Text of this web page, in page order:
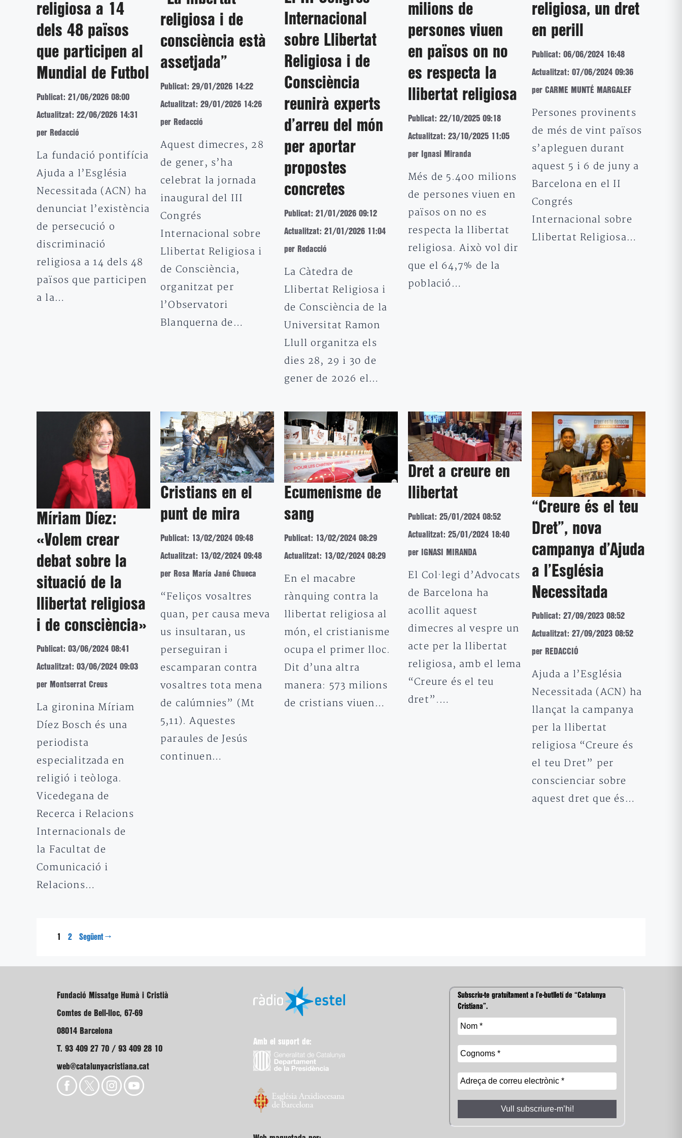
religiosa a 14
dels 48 països
que participen al
Mundial de Futbol
Publicat: 21/06/2026 08:00
Actualitzat: 22/06/2026 14:31
per Redacció
La fundació pontifícia
Ajuda a l’Església
Necessitada (ACN) ha
denunciat l’existència
de persecució o
discriminació
religiosa a 14 dels 48
països que participen
a la…
religiosa i de
consciència està
assetjada”
Publicat: 29/01/2026 14:22
Actualitzat: 29/01/2026 14:26
per Redacció
Aquest dimecres, 28
de gener, s’ha
celebrat la jornada
inaugural del III
Congrés
Internacional sobre
Llibertat Religiosa i
de Consciència,
organitzat per
l’Observatori
Blanquerna de…
Internacional
sobre Llibertat
Religiosa i de
Consciència
reunirà experts
d’arreu del món
per aportar
propostes
concretes
Publicat: 21/01/2026 09:12
Actualitzat: 21/01/2026 11:04
per Redacció
La Càtedra de
Llibertat Religiosa i
de Consciència de la
Universitat Ramon
Llull organitza els
dies 28, 29 i 30 de
gener de 2026 el…
milions de
persones viuen
en països on no
es respecta la
llibertat religiosa
Publicat: 22/10/2025 09:18
Actualitzat: 23/10/2025 11:05
per Ignasi Miranda
Més de 5.400 milions
de persones viuen en
països on no es
respecta la llibertat
religiosa. Això vol dir
que el 64,7% de la
població…
religiosa, un dret
en perill
Publicat: 06/06/2024 16:48
Actualitzat: 07/06/2024 09:36
per CARME MUNTÉ MARGALEF
Persones provinents
de més de vint països
s’apleguen durant
aquest 5 i 6 de juny a
Barcelona en el II
Congrés
Internacional sobre
Llibertat Religiosa…
Míriam Díez:
«Volem crear
debat sobre la
situació de la
llibertat religiosa
i de consciència»
Publicat: 03/06/2024 08:41
Actualitzat: 03/06/2024 09:03
per Montserrat Creus
La gironina Míriam
Díez Bosch és una
periodista
especialitzada en
religió i teòloga.
Vicedegana de
Recerca i Relacions
Internacionals de
la Facultat de
Comunicació i
Relacions…
Cristians en el
punt de mira
Publicat: 13/02/2024 09:48
Actualitzat: 13/02/2024 09:48
per Rosa María Jané Chueca
“Feliços vosaltres
quan, per causa meva
us insultaran, us
perseguiran i
escamparan contra
vosaltres tota mena
de calúmnies” (Mt
5,11). Aquestes
paraules de Jesús
continuen…
Ecumenisme de
sang
Publicat: 13/02/2024 08:29
Actualitzat: 13/02/2024 08:29
En el macabre
rànquing contra la
llibertat religiosa al
món, el cristianisme
ocupa el primer lloc.
Dit d’una altra
manera: 573 milions
de cristians viuen…
Dret a creure en
llibertat
Publicat: 25/01/2024 08:52
Actualitzat: 25/01/2024 18:40
per IGNASI MIRANDA
El Col·legi d’Advocats
de Barcelona ha
acollit aquest
dimecres al vespre un
acte per la llibertat
religiosa, amb el lema
“Creure és el teu
dret”.…
“Creure és el teu
Dret”, nova
campanya d’Ajuda
a l’Església
Necessitada
Publicat: 27/09/2023 08:52
Actualitzat: 27/09/2023 08:52
per REDACCIÓ
Ajuda a l’Església
Necessitada (ACN) ha
llançat la campanya
per la llibertat
religiosa “Creure és
el teu Dret” per
conscienciar sobre
aquest dret que és…
Pàgina
1 Pàgina
2 Següent →
Fundació Missatge Humà i Cristià
Comtes de Bell-lloc, 67-69
08014 Barcelona
T. 93 409 27 70 / 93 409 28 10
web@catalunyacristiana.cat
Amb el suport de:
Subscriu-te gratuïtament a l’e-butlletí de “Catalunya
Cristiana”.